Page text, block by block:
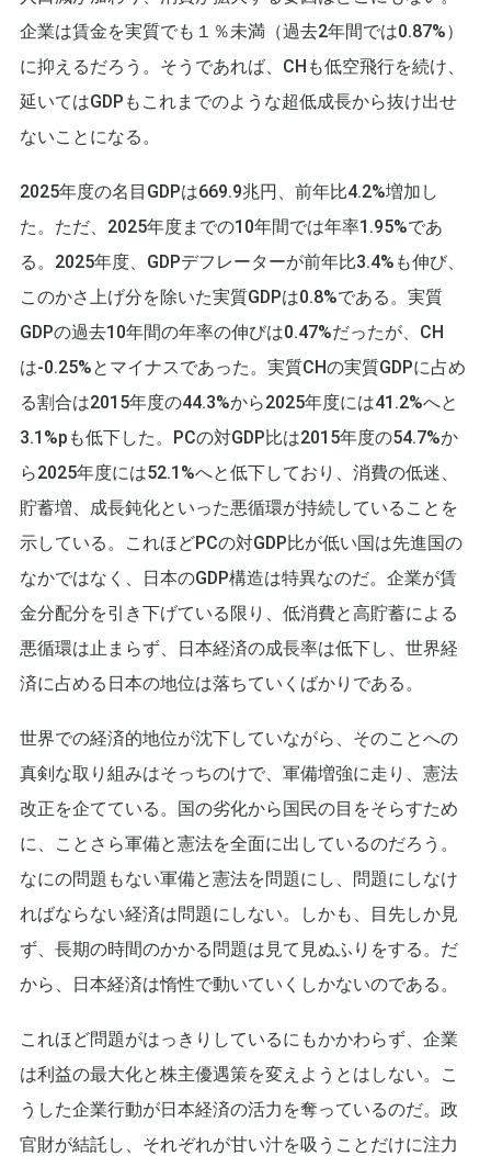
企業は賃金を実質でも１％未満（過去2年間では0.87%）
に抑えるだろう。そうであれば、CHも低空飛行を続け、
延いてはGDPもこれまでのような超低成長から抜け出せ
ないことになる。
2025年度の名目GDPは669.9兆円、前年比4.2%増加し
た。ただ、2025年度までの10年間では年率1.95%であ
る。2025年度、GDPデフレーターが前年比3.4%も伸び、
このかさ上げ分を除いた実質GDPは0.8%である。実質
GDPの過去10年間の年率の伸びは0.47%だったが、CH
は-0.25%とマイナスであった。実質CHの実質GDPに占め
る割合は2015年度の44.3%から2025年度には41.2%へと
3.1%pも低下した。PCの対GDP比は2015年度の54.7%か
ら2025年度には52.1%へと低下しており、消費の低迷、
貯蓄増、成長鈍化といった悪循環が持続していることを
示している。これほどPCの対GDP比が低い国は先進国の
なかではなく、日本のGDP構造は特異なのだ。企業が賃
金分配分を引き下げている限り、低消費と高貯蓄による
悪循環は止まらず、日本経済の成長率は低下し、世界経
済に占める日本の地位は落ちていくばかりである。
世界での経済的地位が沈下していながら、そのことへの
真剣な取り組みはそっちのけで、軍備増強に走り、憲法
改正を企てている。国の劣化から国民の目をそらすため
に、ことさら軍備と憲法を全面に出しているのだろう。
なにの問題もない軍備と憲法を問題にし、問題にしなけ
ればならない経済は問題にしない。しかも、目先しか見
ず、長期の時間のかかる問題は見て見ぬふりをする。だ
から、日本経済は惰性で動いていくしかないのである。
これほど問題がはっきりしているにもかかわらず、企業
は利益の最大化と株主優遇策を変えようとはしない。こ
うした企業行動が日本経済の活力を奪っているのだ。政
官財が結託し、それぞれが甘い汁を吸うことだけに注力